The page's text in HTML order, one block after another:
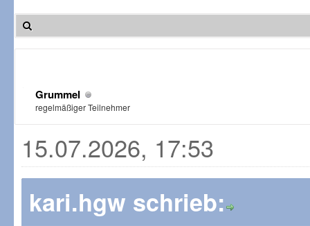
Grummel
regelmäßiger Teilnehmer
15.07.2026, 17:53
kari.hgw schrieb: